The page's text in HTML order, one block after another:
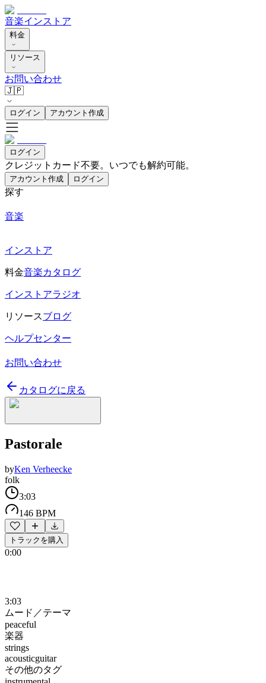
音楽インストア
料金
リソース
お問い合わせ
🇯🇵
ログイン アカウント作成
ログイン
クレジットカード不要。いつでも解約可能。
アカウント作成 ログイン
探す
音楽
インストア
料金音楽カタログ
インストアラジオ
リソースブログ
ヘルプセンター
お問い合わせ
カタログに戻る
Pastorale
byKen Verheecke
folk
3:03
146 BPM
トラックを購入
0:00
3:03
ムード／テーマ
peaceful
楽器
strings
acousticguitar
その他のタグ